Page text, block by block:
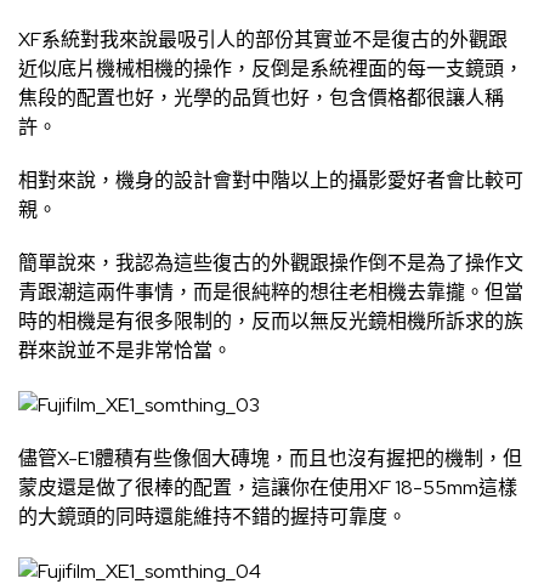
XF系統對我來說最吸引人的部份其實並不是復古的外觀跟
近似底片機械相機的操作，反倒是系統裡面的每一支鏡頭，
焦段的配置也好，光學的品質也好，包含價格都很讓人稱
許。
相對來說，機身的設計會對中階以上的攝影愛好者會比較可
親。
簡單說來，我認為這些復古的外觀跟操作倒不是為了操作文
青跟潮這兩件事情，而是很純粹的想往老相機去靠攏。但當
時的相機是有很多限制的，反而以無反光鏡相機所訴求的族
群來說並不是非常恰當。
儘管X-E1體積有些像個大磚塊，而且也沒有握把的機制，但
蒙皮還是做了很棒的配置，這讓你在使用XF 18-55mm這樣
的大鏡頭的同時還能維持不錯的握持可靠度。